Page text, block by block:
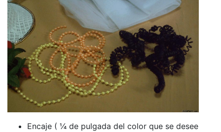
Encaje ( ¼ de pulgada del color que se desee